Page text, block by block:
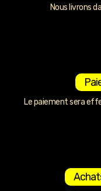
Nous livrons
Le paiement sera